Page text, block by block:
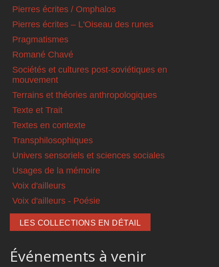
Pierres écrites / Omphalos
Pierres écrites – L'Oiseau des runes
Pragmatismes
Romané Chavé
Sociétés et cultures post-soviétiques en
mouvement
Terrains et théories anthropologiques
Texte et Trait
Textes en contexte
Transphilosophiques
Univers sensoriels et sciences sociales
Usages de la mémoire
Voix d'ailleurs
Voix d'ailleurs - Poésie
LES COLLECTIONS EN DÉTAIL
Événements à venir